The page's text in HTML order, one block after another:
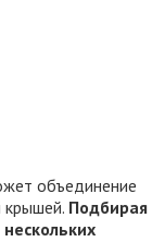
объединение
Подбирая